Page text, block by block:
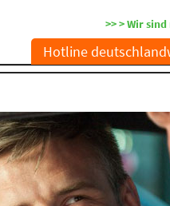
>> > Wir
Hotline